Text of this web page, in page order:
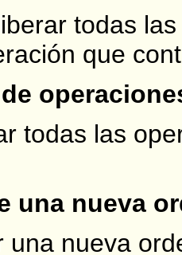
todas
que
todas las
una nueva
una nueva